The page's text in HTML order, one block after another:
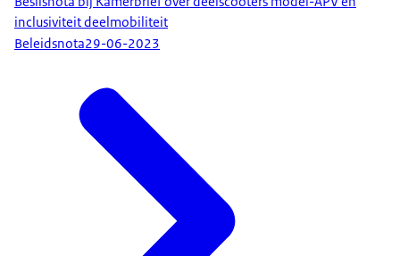
inclusiviteit deelmobiliteit
Beleidsnota29-06-2023